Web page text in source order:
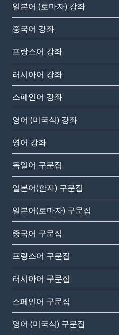
일본어 (로마자) 강좌
중국어 강좌
프랑스어 강좌
러시아어 강좌
스페인어 강좌
영어 (미국식) 강좌
영어 강좌
독일어 구문집
일본어(한자) 구문집
일본어(로마자) 구문집
중국어 구문집
프랑스어 구문집
러시아어 구문집
스페인어 구문집
영어 (미국식) 구문집